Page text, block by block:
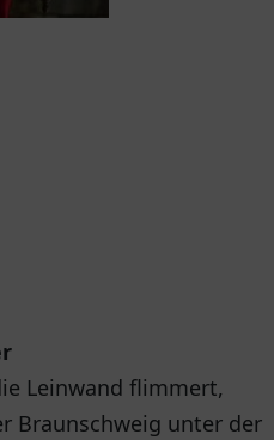
Leinwand flimmert,
Braunschweig unter der